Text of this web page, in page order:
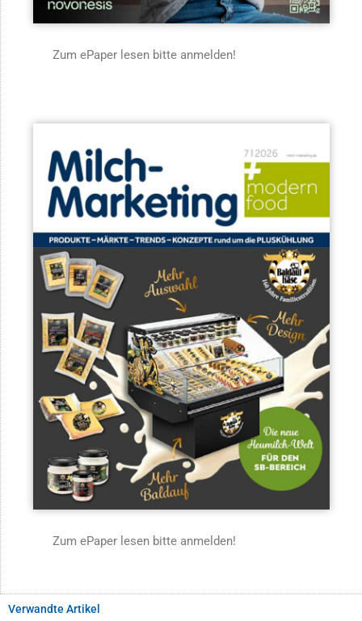
Zum ePaper lesen bitte anmelden!
Zum ePaper lesen bitte anmelden!
Verwandte Artikel